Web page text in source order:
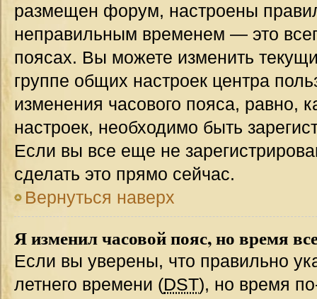
размещен форум, настроены
неправильным временем — это
поясах. Вы можете изменить
группе общих настроек центра
изменения часового пояса, равно,
настроек, необходимо быть
Если вы все еще не
сделать это прямо сейчас.
Вернуться наверх
Я изменил часовой пояс, но время
Если вы уверены, что правильно
летнего времени (DST), но время